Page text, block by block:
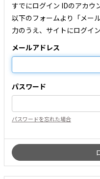
すでにログイン IDのアカウ
以下のフォームより「メー
力のうえ、サイトにログイ
メールアドレス
パスワード
パスワードを忘れた場合